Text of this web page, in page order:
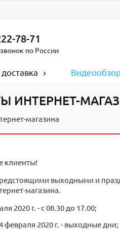
78-71
по России
ИНТЕРНЕТ-
магазина
клиенты!
выходными и
магазина.
2020 г. - с 08.30 до 17.00;
февраля 2020 г. - выходные дни;